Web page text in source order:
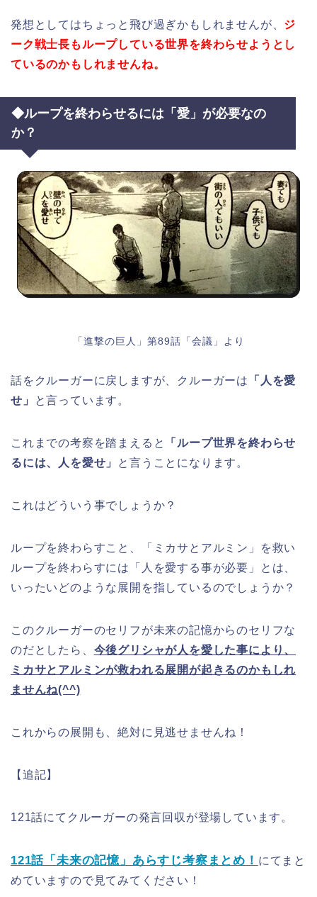
発想としてはちょっと飛び過ぎかもしれませんが、 ジ
ーク戦士長もループしている世界を終わらせようとし
ているのかもしれませんね。
◆ループを終わらせるには「愛」が必要なの
か？
「進撃の巨人」第89話「会議」より
話をクルーガーに戻しますが、クルーガーは
「人を愛
せ」
と言っています。
これまでの考察を踏まえると
「ループ世界を終わらせ
るには、人を愛せ」
と言うことになります。
これはどういう事でしょうか？
ループを終わらすこと、「ミカサとアルミン」を救い
ループを終わらすには「人を愛する事が必要」とは、
いったいどのような展開を指しているのでしょうか？
このクルーガーのセリフが未来の記憶からのセリフな
のだとしたら、 今後グリシャが人を愛した事により、
ミカサとアルミンが救われる展開が起きるのかもしれ
ませんね(^^)
これからの展開も、絶対に見逃せませんね！
【追記】
121話にてクルーガーの発言回収が登場しています。
121話「未来の記憶」あらすじ考察まとめ！ にてまと
めていますので見てみてください！